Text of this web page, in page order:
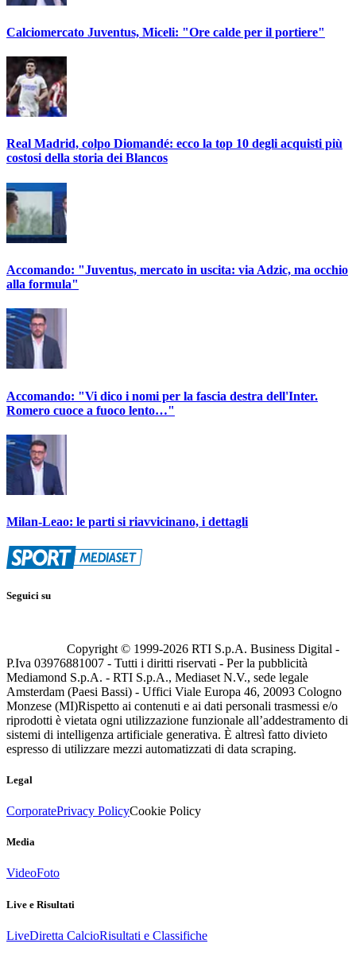
Calciomercato Juventus, Miceli: "Ore calde per il portiere"
Real Madrid, colpo Diomandé: ecco la top 10 degli acquisti più
costosi della storia dei Blancos
Accomando: "Juventus, mercato in uscita: via Adzic, ma occhio
alla formula"
Accomando: "Vi dico i nomi per la fascia destra dell'Inter.
Romero cuoce a fuoco lento…"
Milan-Leao: le parti si riavvicinano, i dettagli
Seguici su
Copyright © 1999-2026 RTI S.p.A. Business Digital -
P.Iva 03976881007 - Tutti i diritti riservati - Per la pubblicità
Mediamond S.p.A. - RTI S.p.A., Mediaset N.V., sede legale
Amsterdam (Paesi Bassi) - Uffici Viale Europa 46, 20093 Cologno
Monzese (MI)Rispetto ai contenuti e ai dati personali trasmessi e/o
riprodotti è vietata ogni utilizzazione funzionale all’addestramento di
sistemi di intelligenza artificiale generativa. È altresì fatto divieto
espresso di utilizzare mezzi automatizzati di data scraping.
Legal
CorporatePrivacy PolicyCookie Policy
Media
VideoFoto
Live e Risultati
LiveDiretta CalcioRisultati e Classifiche